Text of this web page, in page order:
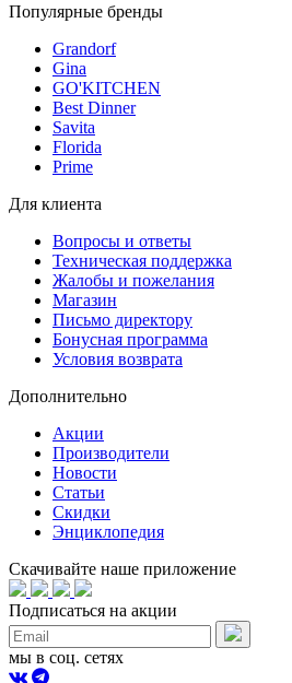
Популярные бренды
Grandorf
Gina
GO'KITCHEN
Best Dinner
Savita
Florida
Prime
Для клиента
Вопросы и ответы
Техническая поддержка
Жалобы и пожелания
Магазин
Письмо директору
Бонусная программа
Условия возврата
Дополнительно
Акции
Производители
Новости
Статьи
Скидки
Энциклопедия
Скачивайте наше приложение
Подписаться на акции
мы в соц. сетях